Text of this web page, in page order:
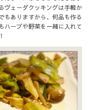
ヴェーダクッキングは手軽か
もありますから、何品も作る
ハーブや野菜を一緒に入れて